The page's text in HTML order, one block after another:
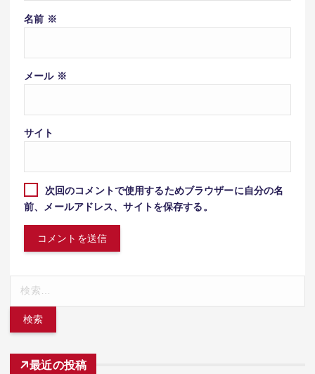
名前 ※
メール ※
サイト
次回のコメントで使用するためブラウザーに自分の名
前、メールアドレス、サイトを保存する。
最近の投稿